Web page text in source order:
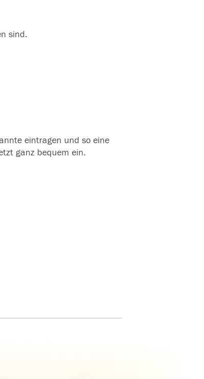
sind.
eintragen und so eine
ganz bequem ein.